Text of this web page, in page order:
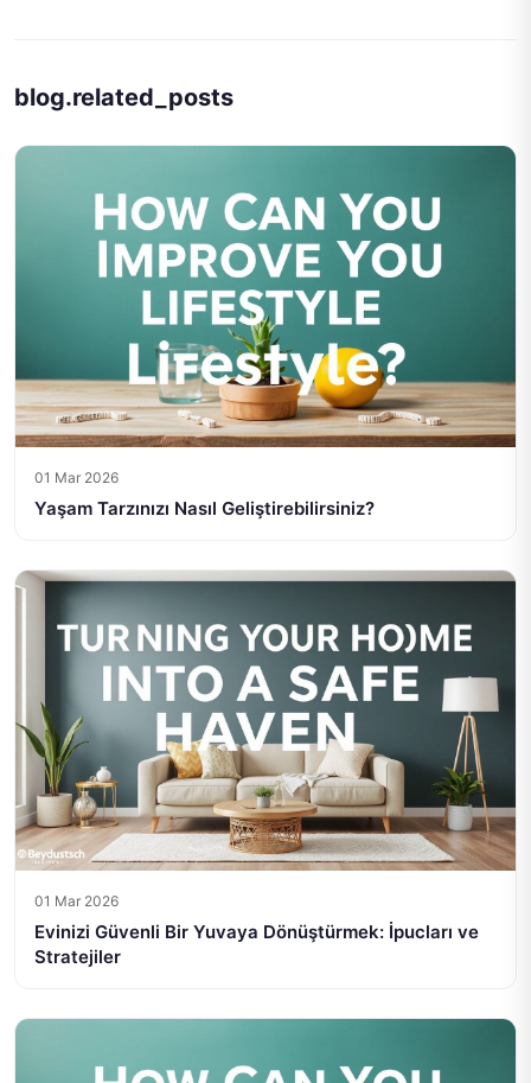
blog.related_posts
01 Mar 2026
Yaşam Tarzınızı Nasıl Geliştirebilirsiniz?
01 Mar 2026
Evinizi Güvenli Bir Yuvaya Dönüştürmek: İpucları ve
Stratejiler